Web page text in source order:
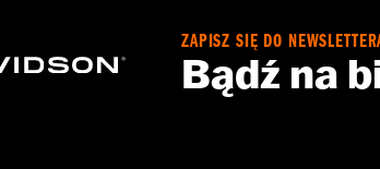
ZAPISZ SIĘ DO
Bądź na